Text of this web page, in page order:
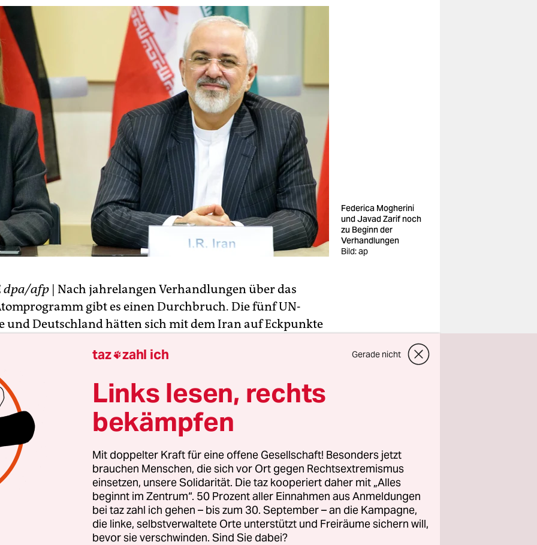
Federica Mogherini
und Javad Zarif noch
zu Beginn der
Verhandlungen
Bild: ap
dpa/afp | Nach jahrelangen Verhandlungen über das
gibt es einen Durchbruch. Die fünf UN-
und Deutschland hätten sich mit dem Iran auf Eckpunkte
auf Twitter mit.
sieht westlichen Diplomatenkreisen zufolge vor,
zwei Drittel der gegenwärtigen Kapazität des Iran zur
auf Eis gelegt werden. Dies solle zehn Jahre lang
taz zahl ich Gerade nicht
Links lesen, rechts
bekämpfen
Mit doppelter Kraft für eine offene Gesellschaft! Besonders jetzt
brauchen Menschen, die sich vor Ort gegen Rechtsextremismus
einsetzen, unsere Solidarität. Die taz kooperiert daher mit „Alles
beginnt im Zentrum“. 50 Prozent aller Einnahmen aus Anmeldungen
bei taz zahl ich gehen – bis zum 30. September – an die Kampagne,
die linke, selbstverwaltete Orte unterstützt und Freiräume sichern will,
bevor sie verschwinden. Sind Sie dabei?